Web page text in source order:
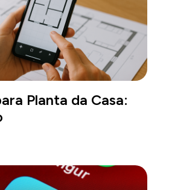
Planta da Casa: